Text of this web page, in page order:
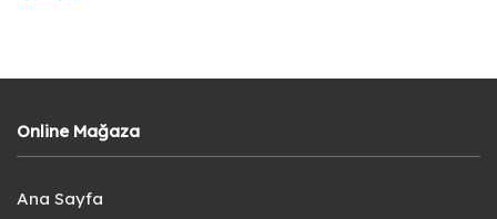
Online Mağaza
Ana Sayfa